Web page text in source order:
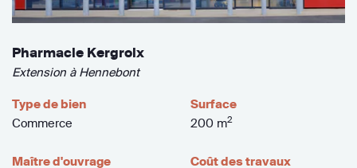
Pharmacie Kergroix
Extension à Hennebont
Type de bien
Commerce
Surface
200 m2
Maître d'ouvrage
Coût des travaux